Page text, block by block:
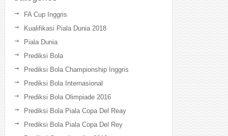
FA Cup Inggris
Kualifikasi Piala Dunia 2018
Piala Dunia
Prediksi Bola
Prediksi Bola Championship Inggris
Prediksi Bola Internasional
Prediksi Bola Olimpiade 2016
Prediksi Bola Piala Copa Del Reay
Prediksi Bola Piala Copa Del Rey